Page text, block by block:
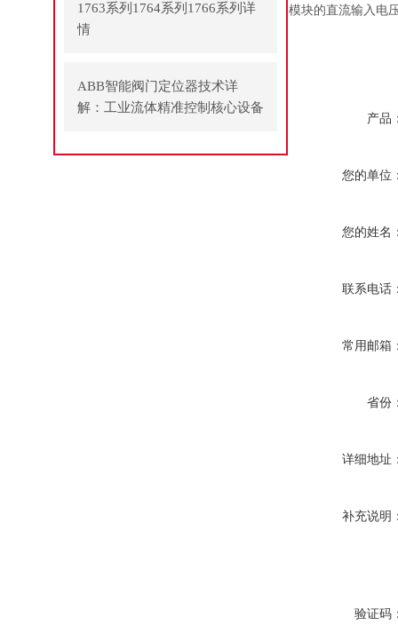
1763系列1764系列1766系列详
情
ABB智能阀门定位器技术详
解：工业流体精准控制核心设备
模块的直流输入电
产品
您的单位
您的姓名
联系电话
常用邮箱
省份
详细地址
补充说明
验证码